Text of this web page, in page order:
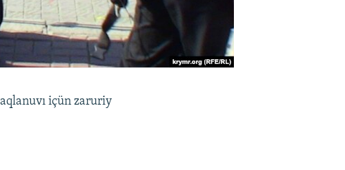
içün zaruriy